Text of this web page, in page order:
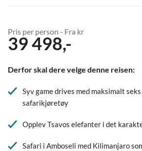
Pris per person - Fra kr
39 498,-
Derfor skal dere velge denne reisen:
Syv game drives med maksimalt
safarikjøretøy
Opplev Tsavos elefanter i det
Safari i Amboseli med Kilimanjaro